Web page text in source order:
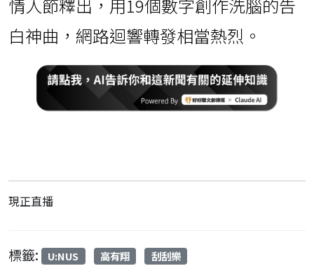
情人節釋出，用19個數字創作洗腦的告
白神曲，網路迴響轉發相當熱烈。
現正直播
標籤: U:NUS 高有翔 刮刮樂